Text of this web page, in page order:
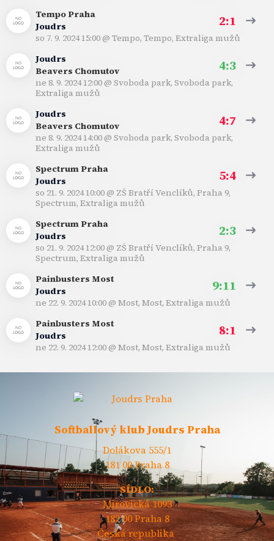
Tempo Praha
Joudrs
2:1
so 7. 9. 2024 15:00 @ Tempo, Tempo, Extraliga mužů
Joudrs
Beavers Chomutov
4:3
ne 8. 9. 2024 12:00 @ Svoboda park, Svoboda park,
Extraliga mužů
Joudrs
Beavers Chomutov
4:7
ne 8. 9. 2024 14:00@ Svoboda park, Svoboda park,
Extraliga mužů
Spectrum Praha
Joudrs
5:4
so 21. 9. 2024 10:00 @ ZŠ Bratří Venclíků, Praha 9,
Spectrum, Extraliga mužů
Spectrum Praha
Joudrs
2:3
so 21. 9. 2024 12:00 @ ZŠ Bratří Venclíků, Praha 9,
Spectrum, Extraliga mužů
Painbusters Most
Joudrs
9:11
ne 22. 9. 2024 10:00 @ Most, Most, Extraliga mužů
Painbusters Most
Joudrs
8:1
ne 22. 9. 2024 12:00 @ Most, Most, Extraliga mužů
Softballový klub Joudrs Praha
Dolákova 555/1
181 00 Praha 8
SÍDLO:
Mirovická 1093
182 00 Praha 8
Česká republika